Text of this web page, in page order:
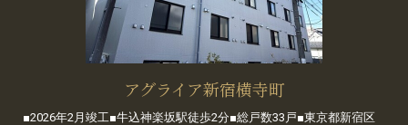
アグライア新宿横寺町
■2026年2月竣工■牛込神楽坂駅徒歩2分■総戸数33戸■東京都新宿区